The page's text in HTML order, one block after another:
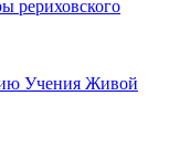
рериховского
Учения Живой